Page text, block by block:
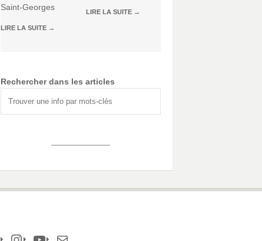
Saint-Georges
LIRE LA SUITE →
LIRE LA SUITE →
Rechercher dans les articles